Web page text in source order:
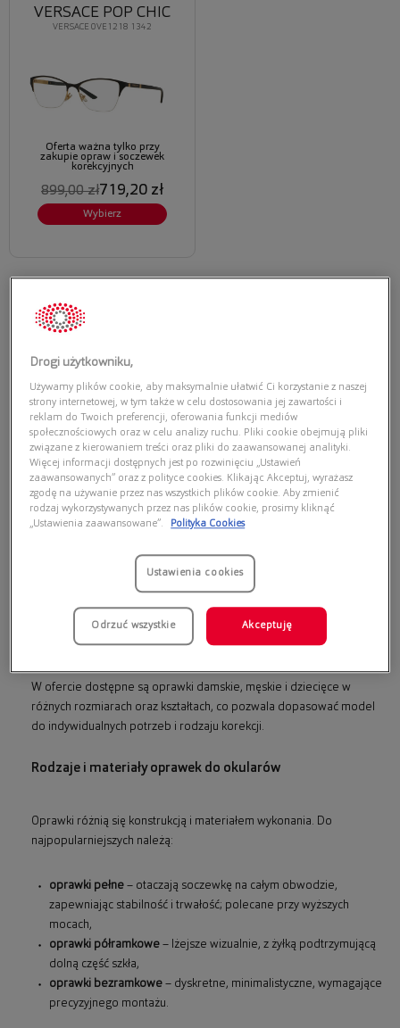
VERSACE 0VE1218 1342
VERSACE POP CHIC
Oferta ważna tylko przy
zakupie opraw i soczewek
korekcyjnych
899,00 zł719,20 zł
Wybierz
estetyczną. To element, który odpowiada za prawidłowe ustawienie
komfort noszenia. Właściwie dobrane
zarówno w pracy, jak i poza nią.
Z medycznego punktu widzenia oprawa utrzymuje soczewki w
precyzyjnej pozycji zapisanej na recepcie. Ma to szczególne
znaczenie przy wyższych mocach, astygmatyzmie czy okularach
progresywnych, gdzie nawet niewielkie przesunięcie może
powodować zniekształcenia obrazu i zmęczenie oczu.
Równie istotny jest komfort: odpowiedni mostek, długość zauszników
i właściwa regulacja sprawiają, że
nie uciskają i nie zsuwają się
elementem wizerunku, który może podkreślać rysy twarzy i charakter
stylizacji.
W ofercie dostępne są oprawki damskie, męskie i dziecięce w
różnych rozmiarach oraz kształtach, co pozwala dopasować model
do indywidualnych potrzeb i rodzaju korekcji.
Rodzaje i materiały oprawek do okularów
Oprawki różnią się konstrukcją i materiałem wykonania. Do
najpopularniejszych należą:
oprawki pełne – otaczają soczewkę na całym obwodzie,
zapewniając stabilność i trwałość; polecane przy wyższych
mocach,
oprawki półramkowe – lżejsze wizualnie, z żyłką podtrzymującą
dolną część szkła,
oprawki bezramkowe – dyskretne, minimalistyczne, wymagające
precyzyjnego montażu.
Drogi użytkowniku,
Używamy plików cookie, aby maksymalnie ułatwić Ci korzystanie z naszej
strony internetowej, w tym także w celu dostosowania jej zawartości i
reklam do Twoich preferencji, oferowania funkcji mediów
społecznościowych oraz w celu analizy ruchu. Pliki cookie obejmują pliki
związane z kierowaniem treści oraz pliki do zaawansowanej analityki.
Więcej informacji dostępnych jest po rozwinięciu „Ustawień
zaawansowanych” oraz z polityce cookies. Klikając Akceptuj, wyrażasz
zgodę na używanie przez nas wszystkich plików cookie. Aby zmienić
rodzaj wykorzystywanych przez nas plików cookie, prosimy kliknąć
„Ustawienia zaawansowane”.
Polityka Cookies
Ustawienia cookies
Odrzuć wszystkie Akceptuję